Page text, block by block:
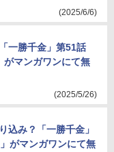
(2025/6/6)
一勝千金」第51話
がマンガワンにて無
(2025/5/26)
込み？「一勝千金」
がマンガワンにて無